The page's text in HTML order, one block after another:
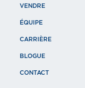
VENDRE
ÉQUIPE
CARRIÈRE
BLOGUE
CONTACT